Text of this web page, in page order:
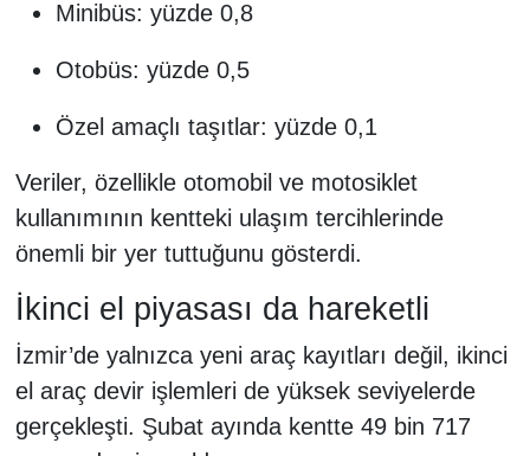
Minibüs: yüzde 0,8
Otobüs: yüzde 0,5
Özel amaçlı taşıtlar: yüzde 0,1
Veriler, özellikle otomobil ve motosiklet
kullanımının kentteki ulaşım tercihlerinde
önemli bir yer tuttuğunu gösterdi.
İkinci el piyasası da hareketli
İzmir’de yalnızca yeni araç kayıtları değil, ikinci
el araç devir işlemleri de yüksek seviyelerde
gerçekleşti. Şubat ayında kentte 49 bin 717